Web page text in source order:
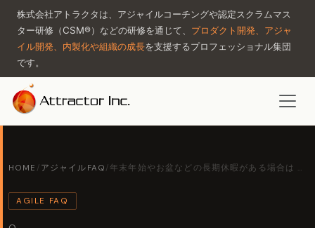
株式会社アトラクタは、アジャイルコーチングや認定スクラムマス
ター研修（CSM®）などの研修を通じて、 プロダクト開発、アジャ
イル開発、内製化や組織の成長を支援するプロフェッショナル集団
です。
HOME / アジャイルFAQ / 年末年始やお盆などの長期休暇がある場合は …
AGILE FAQ